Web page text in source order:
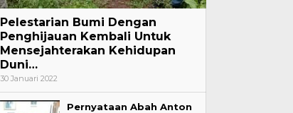
Pelestarian Bumi Dengan
Penghijauan Kembali Untuk
Mensejahterakan Kehidupan
Duni…
30 Januari 2022
Pernyataan Abah Anton